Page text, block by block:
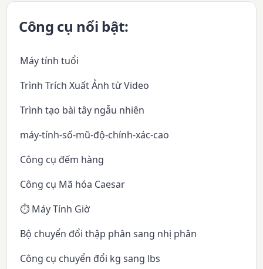
Công cụ nổi bật:
Máy tính tuổi
Trình Trích Xuất Ảnh từ Video
Trình tạo bài tây ngẫu nhiên
máy-tính-số-mũ-độ-chính-xác-cao
Công cụ đếm hàng
Công cụ Mã hóa Caesar
⏱️ Máy Tính Giờ
Bộ chuyển đổi thập phân sang nhị phân
Công cụ chuyển đổi kg sang lbs